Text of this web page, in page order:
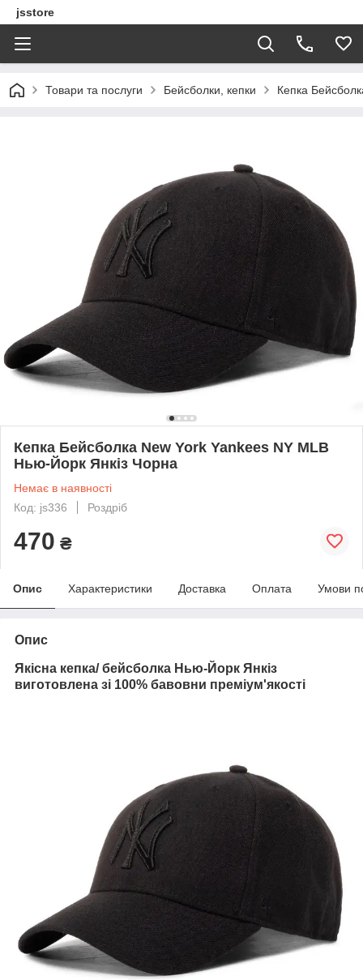
jsstore
Товари та послуги Бейсболки, кепки Кепка
Кепка Бейсболка New York Yankees NY MLB
Нью-Йорк Янкіз Чорна
Немає в наявності
Код: js336
Роздріб
470 ₴
Опис Характеристики Доставка Оплата Умови
Опис
Якісна кепка/ бейсболка Нью-Йорк Янкіз
виготовлена зі 100% бавовни преміум'якості